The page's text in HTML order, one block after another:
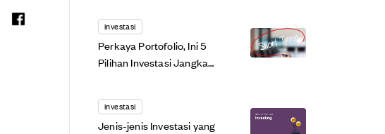
investasi
Perkaya Portofolio, Ini 5
Pilihan Investasi Jangka
investasi
Jenis-jenis Investasi yang